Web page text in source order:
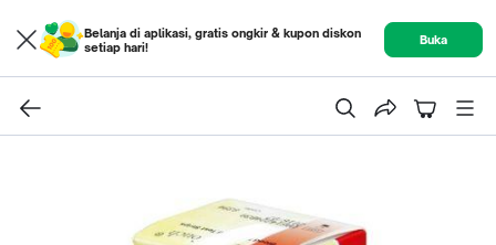
Belanja di aplikasi, gratis ongkir & kupon diskon
setiap hari!
Buka